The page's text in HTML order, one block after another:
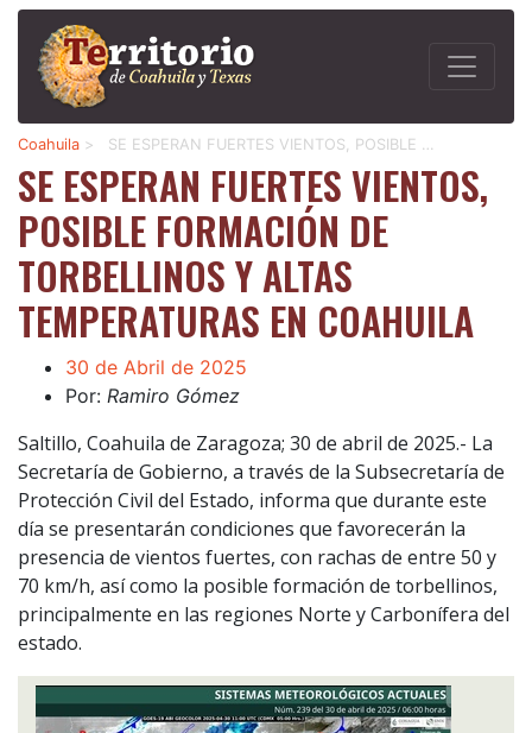
Coahuila > SE ESPERAN FUERTES VIENTOS, POSIBLE …
SE ESPERAN FUERTES VIENTOS,
POSIBLE FORMACIÓN DE
TORBELLINOS Y ALTAS
TEMPERATURAS EN COAHUILA
30 de Abril de 2025
Por: Ramiro Gómez
Saltillo, Coahuila de Zaragoza; 30 de abril de 2025.- La
Secretaría de Gobierno, a través de la Subsecretaría de
Protección Civil del Estado, informa que durante este
día se presentarán condiciones que favorecerán la
presencia de vientos fuertes, con rachas de entre 50 y
70 km/h, así como la posible formación de torbellinos,
principalmente en las regiones Norte y Carbonífera del
estado.